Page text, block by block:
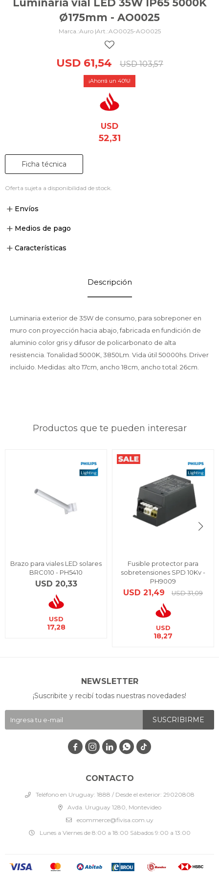
Luminaria vial LED 35W IP65 5000K
Ø175mm - AO0025
Auro | AO0025-AO0025
USD 61,54 USD 103,57
40
USD
52,31
Ficha técnica
Oferta sujeta a disponibilidad de stock.
Envíos
Medios de pago
Características
Descripción
Luminaria exterior de 35W de consumo, para sobreponer en
muro con proyección hacia abajo, fabricada en fundición de
aluminio color gris y difusor de policarbonato de alta
resistencia. Tonalidad 5000K, 3850Lm. Vida útil 50000hs. Driver
incluido. Medidas: alto 17cm, ancho 18cm, ancho total: 26cm.
Productos que te pueden interesar
Brazo para viales LED solares
BRC010 - PH5410
USD 20,33
USD
17,28
Fusible protector para
sobretensiones SPD 10Kv -
PH9009
USD 21,49 USD 31,09
USD
18,27
CONTACTO
Teléfono en Uruguay: 1888 / Desde el exterior: 29020808
Avda. Uruguay 1280, Montevideo
ecommerce@fivisa.com.uy
Lunes a Viernes de 8:00 a 18:00 Sábados 9:00 a 13:00
NEWSLETTER
¡Suscribite y recibí todas nuestras novedades!
SUSCRIBIRME
   